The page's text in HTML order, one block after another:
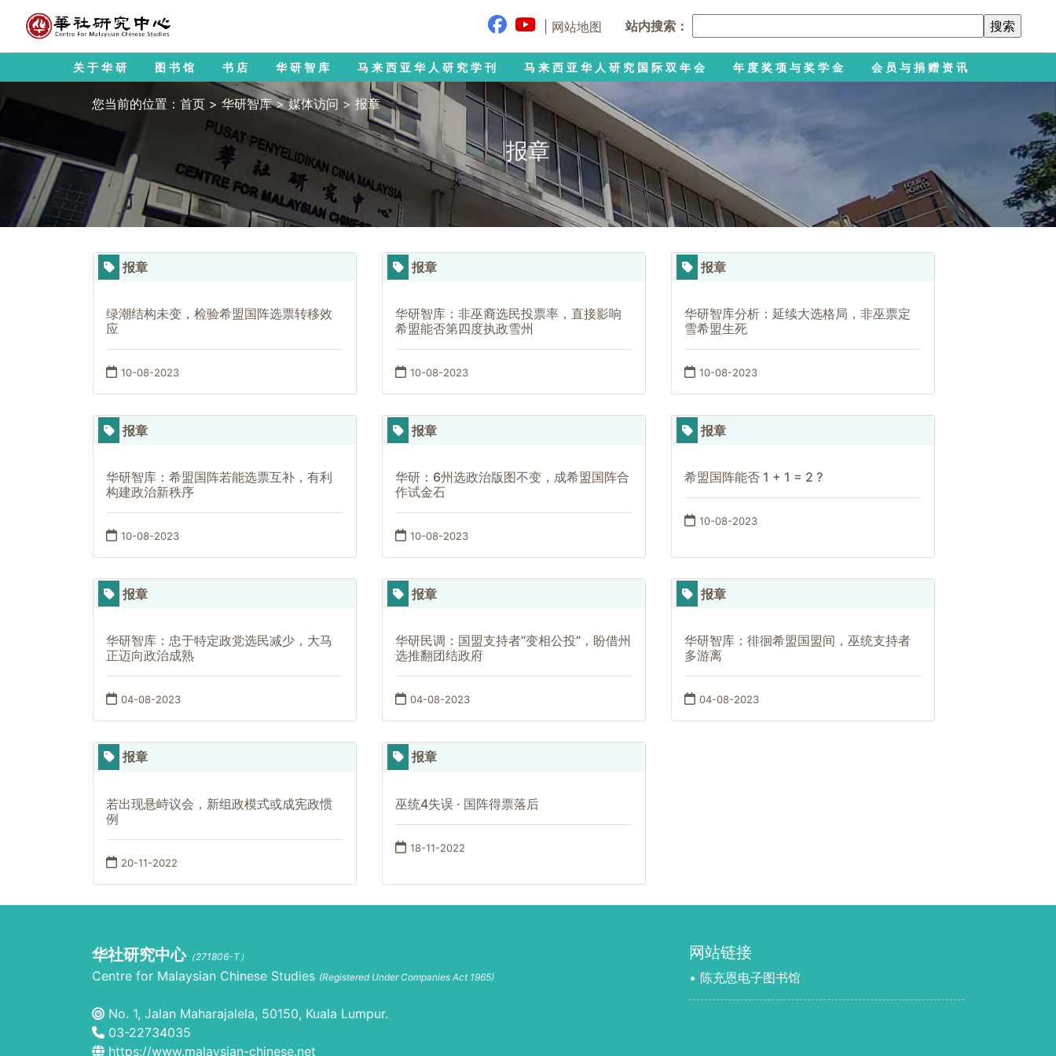
网站地图 站内搜索：
关于华研 图书馆 书店 华研智库 马来西亚华人研究学刊 马来西亚华人研究国际双年会 年度奖项与奖学金 会员与捐赠资讯
您当前的位置： 首页 > 华研智库>媒体访问 > 报章
报章
报章
绿潮结构未变，检验希盟国阵选票转移效
应
10-08-2023
报章
华研智库：非巫裔选民投票率，直接影响
希盟能否第四度执政雪州
10-08-2023
报章
华研智库分析：延续大选格局，非巫票定
雪希盟生死
10-08-2023
报章
华研智库：希盟国阵若能选票互补，有利
构建政治新秩序
10-08-2023
报章
华研：6州选政治版图不变，成希盟国阵合
作试金石
10-08-2023
报章
希盟国阵能否 1 + 1 = 2 ?
10-08-2023
报章
华研智库：忠于特定政党选民减少，大马
正迈向政治成熟
04-08-2023
报章
华研民调：国盟支持者“变相公投”，盼借州
选推翻团结政府
04-08-2023
报章
华研智库：徘徊希盟国盟间，巫统支持者
多游离
04-08-2023
报章
若出现悬峙议会，新组政模式或成宪政惯
例
20-11-2022
报章
巫统4失误 · 国阵得票落后
18-11-2022
华社研究中心（271806-T）
Centre for Malaysian Chinese Studies (Registered Under Companies Act 1965)
No. 1, Jalan Maharajalela, 50150, Kuala Lumpur.
03-22734035
https://www.malaysian-chinese.net
网站链接
• 陈充恩电子图书馆